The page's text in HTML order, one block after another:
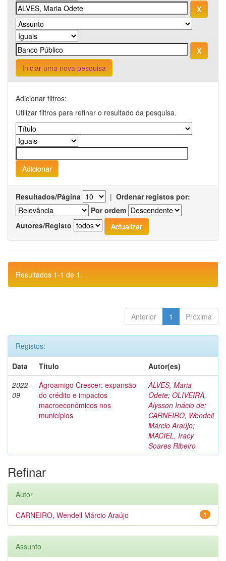
Iniciar uma nova pesquisa
Adicionar filtros:
Utilizar filtros para refinar o resultado da pesquisa.
Resultados/Página | Ordenar registos por:
Por ordem
Autores/Registo
Resultados 1-1 de 1.
Anterior 1 Próxima
Registos:
Data
Título
Autor(es)
2022-
09
Agroamigo Crescer: expansão
do crédito e impactos
macroeconômicos nos
municípios
ALVES, Maria
Odete; OLIVEIRA,
Alysson Inácio de;
CARNEIRO, Wendell
Márcio Araújo;
MACIEL, Iracy
Soares Ribeiro
Refinar
Autor
1
CARNEIRO, Wendell Márcio Araújo
Assunto